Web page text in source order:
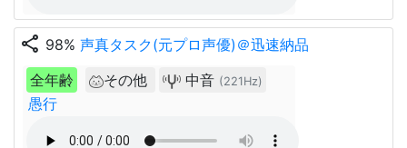
share 98% 声真タスク(元プロ声優)＠迅速納品
全年齢
その他 中音 (221Hz)
愚行